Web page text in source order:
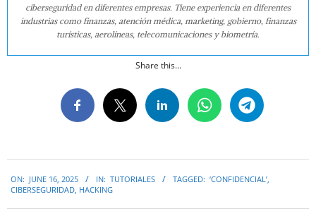
ciberseguridad en diferentes empresas. Tiene experiencia en diferentes
industrias como finanzas, atención médica, marketing, gobierno, finanzas
turísticas, aerolíneas, telecomunicaciones y biometría.
Share this...
06-
ON: JUNE 16, 2025 IN: TUTORIALES TAGGED: ‘CONFIDENCIAL’
CIBERSEGURIDAD HACKING